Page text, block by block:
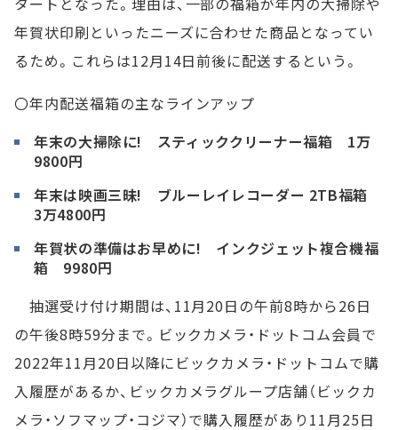
年賀状印刷といったニーズに合わせた商品となってい
るため。これらは12月14日前後に配送するという。
〇年内配送福箱の主なラインアップ
年末の大掃除に! スティッククリーナー福箱 1万
9800円
年末は映画三昧! ブルーレイレコーダー 2TB福箱
3万4800円
年賀状の準備はお早めに! インクジェット複合機福
箱 9980円
抽選受け付け期間は、11月20日の午前8時から26日
の午後8時59分まで。ビックカメラ・ドットコム会員で
2022年11月20日以降にビックカメラ・ドットコムで購
入履歴があるか、ビックカメラグループ店舗（ビックカ
メラ・ソフマップ・コジマ）で購入履歴があり11月25日